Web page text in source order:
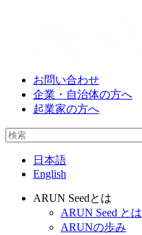
お問い合わせ
企業・自治体の方へ
起業家の方へ
日本語
English
ARUN Seedとは
ARUN Seed とは
ARUNの歩み